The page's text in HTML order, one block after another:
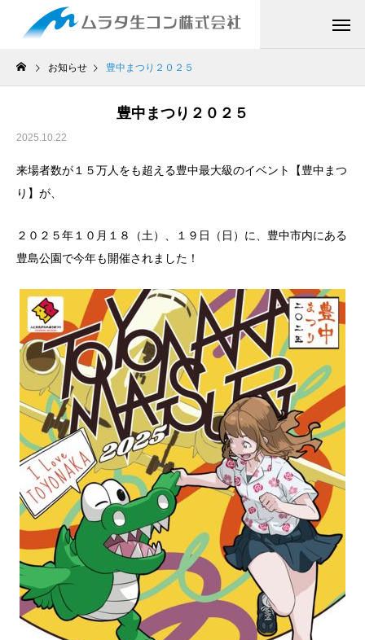
お知らせ 豊中まつり２０２５
豊中まつり２０２５
2025.10.22
来場者数が１５万人をも超える豊中最大級のイベント【豊中まつ
り】が、
２０２５年１０月１８（土）、１９日（日）に、豊中市内にある
豊島公園で今年も開催されました！